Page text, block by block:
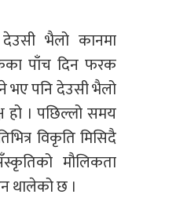
देउसी भैलो कानमा
पाँच दिन फरक
भए पनि देउसी भैलो
हो । पछिल्लो समय
विकृति मिसिदै
मौलिकता
थालेको छ ।